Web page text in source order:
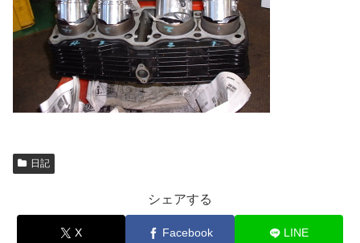
日記
シェアする
X Facebook LINE